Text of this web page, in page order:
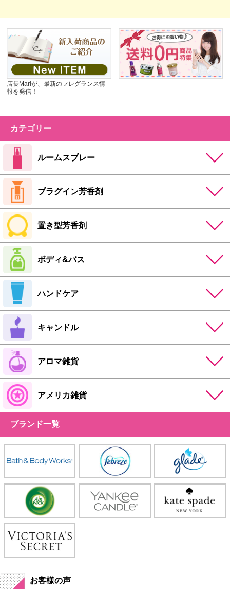
店長Mariが、最新のフレグランス情
報を発信！
カテゴリー
ルームスプレー
プラグイン芳香剤
置き型芳香剤
ボディ&バス
ハンドケア
キャンドル
アロマ雑貨
アメリカ雑貨
ブランド一覧
お客様の声